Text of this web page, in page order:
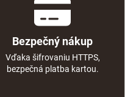
Bezpečný nákup
Vďaka šifrovaniu HTTPS,
bezpečná platba kartou.